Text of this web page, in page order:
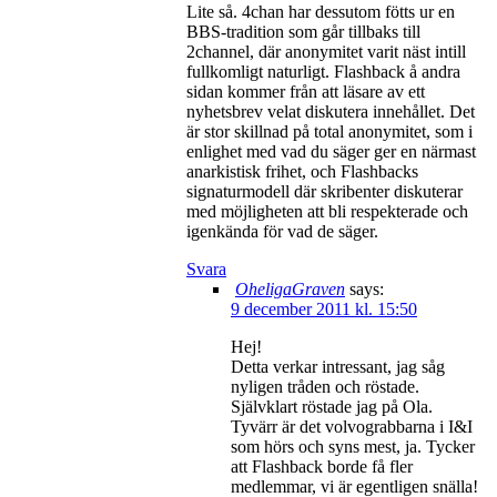
Lite så. 4chan har dessutom fötts ur en
BBS-tradition som går tillbaks till
2channel, där anonymitet varit näst intill
fullkomligt naturligt. Flashback å andra
sidan kommer från att läsare av ett
nyhetsbrev velat diskutera innehållet. Det
är stor skillnad på total anonymitet, som i
enlighet med vad du säger ger en närmast
anarkistisk frihet, och Flashbacks
signaturmodell där skribenter diskuterar
med möjligheten att bli respekterade och
igenkända för vad de säger.
Svara
OheligaGraven says:
9 december 2011 kl. 15:50
Hej!
Detta verkar intressant, jag såg
nyligen tråden och röstade.
Självklart röstade jag på Ola.
Tyvärr är det volvograbbarna i I&I
som hörs och syns mest, ja. Tycker
att Flashback borde få fler
medlemmar, vi är egentligen snälla!